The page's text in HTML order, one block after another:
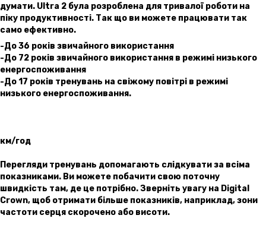
думати. Ultra 2 була розроблена для тривалої роботи на
піку продуктивності. Так що ви можете працювати так
само ефективно.
-До 36 років звичайного використання
-До 72 років звичайного використання в режимі низького
енергоспоживання
-До 17 років тренувань на свіжому повітрі в режимі
низького енергоспоживання.
км/год
Перегляди тренувань допомагають слідкувати за всіма
показниками. Ви можете побачити свою поточну
швидкість там, де це потрібно. Зверніть увагу на Digital
Crown, щоб отримати більше показників, наприклад, зони
частоти серця скорочено або висоти.